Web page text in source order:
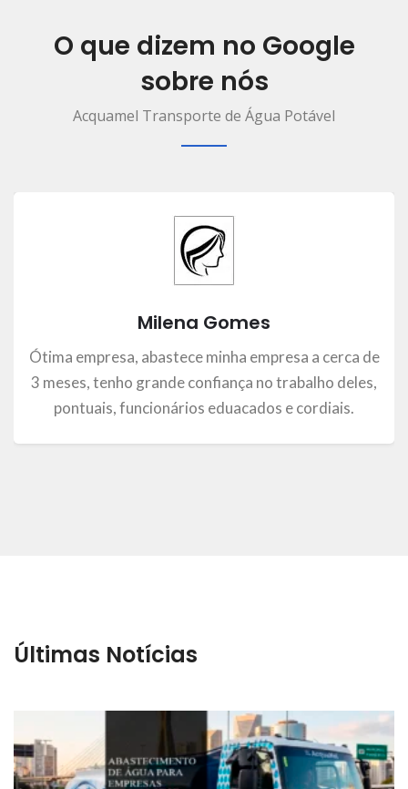
O que dizem no Google
sobre nós
Acquamel Transporte de Água Potável
Milena Gomes
Ótima empresa, abastece minha empresa a cerca de
3 meses, tenho grande confiança no trabalho deles,
pontuais, funcionários eduacados e cordiais.
Últimas Notícias